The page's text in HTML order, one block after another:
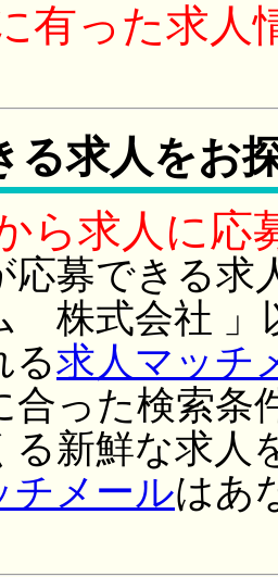
有った求人
る求人をお
ら求人に応
応募できる求
株式会社 」
る求人マッチ
合った検索条
る新鮮な求人
チメールはあ